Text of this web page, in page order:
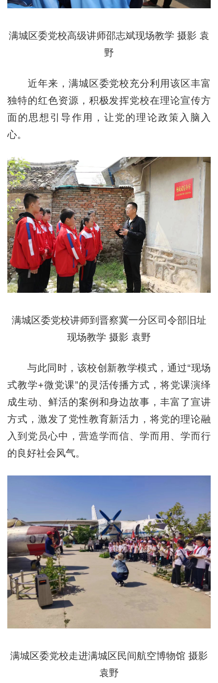
满城区委党校高级讲师邵志斌现场教学 摄影 袁
野
近年来，满城区委党校充分利用该区丰富
独特的红色资源，积极发挥党校在理论宣传方
面的思想引导作用，让党的理论政策入脑入
心。
满城区委党校讲师到晋察冀一分区司令部旧址
现场教学 摄影 袁野
与此同时，该校创新教学模式，通过“现场
式教学+微党课”的灵活传播方式，将党课演绎
成生动、鲜活的案例和身边故事，丰富了宣讲
方式，激发了党性教育新活力，将党的理论融
入到党员心中，营造学而信、学而用、学而行
的良好社会风气。
满城区委党校走进满城区民间航空博物馆 摄影
袁野